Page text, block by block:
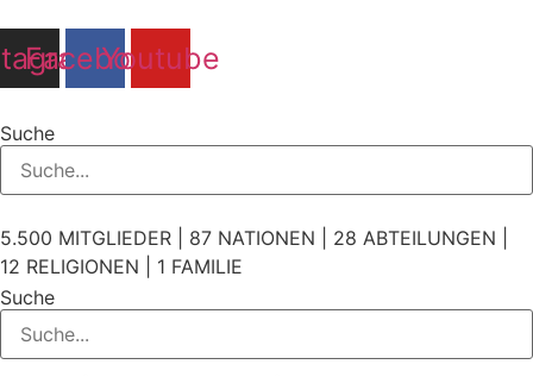
Inhalt
springen
Facebook
Youtube
Suche
5.500 MITGLIEDER | 87 NATIONEN | 28 ABTEILUNGEN |
12 RELIGIONEN | 1 FAMILIE
Suche